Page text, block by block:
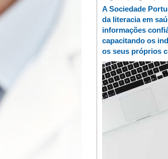
A Sociedade
da literacia em
informações
capacitando os
os seus próprios